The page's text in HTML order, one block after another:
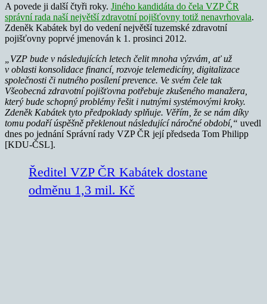
A povede ji další čtyři roky. Jiného kandidáta do čela VZP ČR
správní rada naší největší zdravotní pojišťovny totiž nenavrhovala.
Zdeněk Kabátek byl do vedení největší tuzemské zdravotní
pojišťovny poprvé jmenován k 1. prosinci 2012.
„VZP bude v následujících letech čelit mnoha výzvám, ať už
v oblasti konsolidace financí, rozvoje telemedicíny, digitalizace
společnosti či nutného posílení prevence. Ve svém čele tak
Všeobecná zdravotní pojišťovna potřebuje zkušeného manažera,
který bude schopný problémy řešit i nutnými systémovými kroky.
Zdeněk Kabátek tyto předpoklady splňuje. Věřím, že se nám díky
tomu podaří úspěšně překlenout následující náročné období,“ uvedl
dnes po jednání Správní rady VZP ČR její předseda Tom Philipp
[KDU-ČSL].
Ředitel VZP ČR Kabátek dostane
odměnu 1,3 mil. Kč